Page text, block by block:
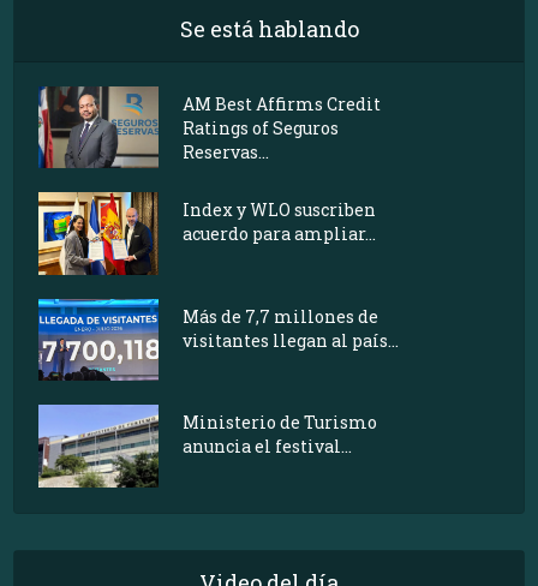
Se está hablando
AM Best Affirms Credit
Ratings of Seguros
Reservas...
Index y WLO suscriben
acuerdo para ampliar...
Más de 7,7 millones de
visitantes llegan al país...
Ministerio de Turismo
anuncia el festival...